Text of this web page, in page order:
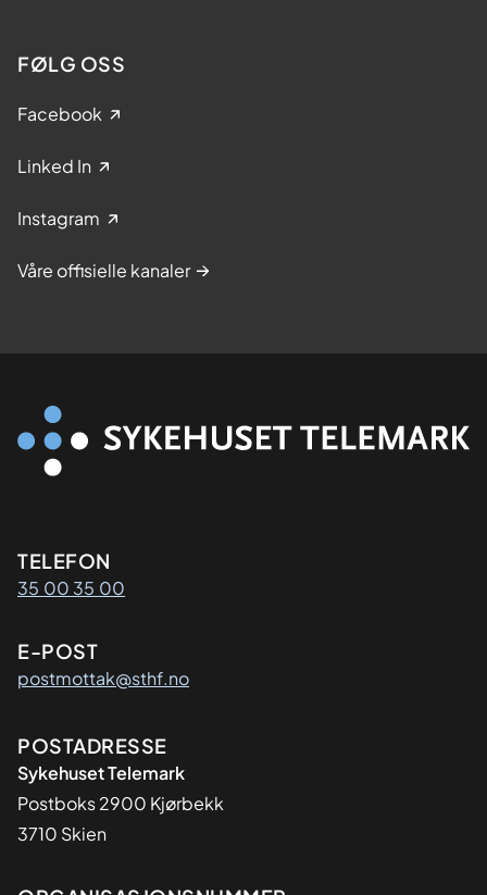
FØLG OSS
Facebook
Linked In
Instagram
Våre offisielle kanaler
Kontaktinformasjon
TELEFON
35 00 35 00
E-POST
postmottak@sthf.no
Adresse
POSTADRESSE
Sykehuset Telemark
Postboks 2900 Kjørbekk
3710 Skien